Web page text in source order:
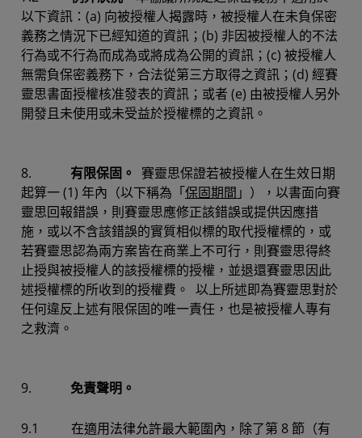
以下資訊：(a) 向被授權人揭露時，被授權人在未負保密
義務之情況下已經知道的資訊；(b) 非因被授權人的不法
行為或不行為而成為或將成為公開的資訊；(c) 被授權人
無需負保密義務下，合法從第三方取得之資訊；(d) 經賽
靈思書面授權核准發表的資訊；或者 (e) 由被授權人另外
開發且未使用或未受益於授權標的之資訊。
8. 有限保固。
賽靈思保證若被授權人在生效日期
起算一 (1) 年內（以下稱為「保固期間 」），以書面向賽
靈思回報錯誤，則賽靈思應修正該錯誤或提供因應措
施，或以不含該錯誤的實質相似標的取代授權標的，或
若賽靈思認為兩方案皆在商業上不可行，則賽靈思得終
止授與被授權人的該授權標的授權，並退還賽靈思因此
述授權標的所收到的授權費。 以上所述即為賽靈思對於
任何違反上述有限保固的唯一責任，也是被授權人專有
之救濟。
9. 免責聲明。
9.1 在適用法律允許最大範圍內，除了第 8 節（有